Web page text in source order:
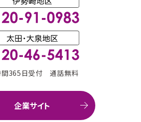
間365日受付 通話無料
企業サイト